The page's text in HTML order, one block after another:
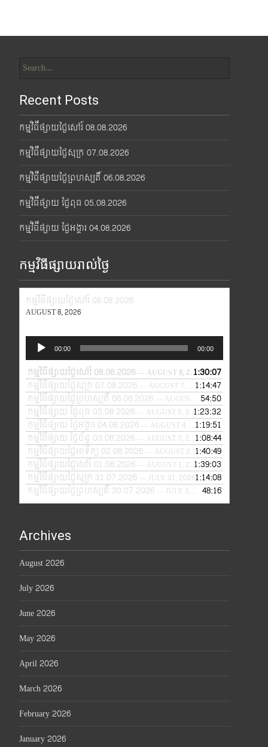
for:
Recent Posts
កម្មវិធីផ្សាយថ្ងៃសៅរ៍ 08.08.2026
កម្មវិធីផ្សាយថ្ងៃសុក្រ 07.08.2026
កម្មវិធីផ្សាយថ្ងៃព្រហស្បតិ៍ 06.08.2026
កម្មវិធីផ្សាយ ថ្ងៃពុធ 05.08.2026
កម្មវិធីផ្សាយ ថ្ងៃអង្គារ 04.08.2026
កម្មវិធីផ្សាយរាល់ថ្ងៃ
កម្មវិធីផ្សាយថ្ងៃសៅរ៍ 08.08.2026
AUGUST 8, 2026
Audio
Player
00:00 00:00
កម្មវិធីផ្សាយថ្ងៃសៅរ៍ 08.08.2026— AUGUST 8, 2026 1:30:07
កម្មវិធីផ្សាយថ្ងៃសុក្រ 07.08.2026
— AUGUST 7, 2026
1:14:47
កម្មវិធីផ្សាយថ្ងៃព្រហស្បតិ៍ 06.08.2026
— AUGUST 6, 2026
54:50
កម្មវិធីផ្សាយ ថ្ងៃពុធ 05.08.2026
— AUGUST 5, 2026 1:23:32
កម្មវិធីផ្សាយ ថ្ងៃអង្គារ 04.08.2026
— AUGUST 4, 2026
1:19:51
កម្មវិធីផ្សាយ ថ្ងៃច័ន្ទ 03.08.2026
— AUGUST 3, 2026 1:08:44
កម្មវិធីផ្សាយថ្ងៃអាទិត្យ 02.08.2026
— AUGUST 2, 2026 1:40:49
កម្មវិធីផ្សាយថ្ងៃសៅរ៍ 01.08.2026
— AUGUST 1, 2026 1:39:03
កម្មវិធីផ្សាយថ្ងៃសុក្រ 31.07.2026
— JULY 31, 20261:14:08
កម្មវិធីផ្សាយថ្ងៃព្រហស្បតិ៍ 30.07.2026
— JULY 30, 2026 48:16
Archives
August 2026
July 2026
June 2026
May 2026
April 2026
March 2026
February 2026
January 2026